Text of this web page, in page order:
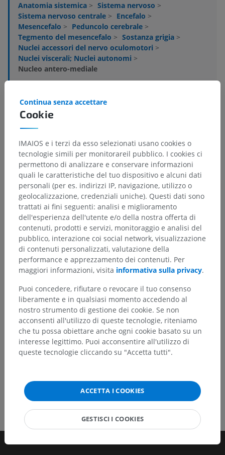
Anatomia sistemica > Sistema nervoso >
Sistema nervoso centrale > Encefalo >
Mesencefalo > Peduncolo cerebrale >
Tegmento del mesencefalo > Sostanza grigia >
Nuclei accessori del nervo oculomotori >
Nuclei viscerali; Nuclei autonomi >
Nucleo antero-mediale
soggiacenti per questa parte anatomica
Traduzioni
Hai notato un errore?
Non esitare a suggerire una correzione, traduzione o
un miglioramento dei contenuti.
SCARICA L'APP
Cookie
Continua senza accettare
IMAIOS e i terzi da esso selezionati usano cookies o
tecnologie simili per monitorareil pubblico. I cookies ci
permettono di analizzare e conservare informazioni
quali le caratteristiche del tuo dispositivo e alcuni dati
personali (per es. indirizzi IP, navigazione, utilizzo o
geolocalizzazione, credenziali uniche). Questi dati sono
trattati ai fini seguenti: analisi e miglioramento
dell'esperienza dell'utente e/o della nostra offerta di
contenuti, prodotti e servizi, monitoraggio e analisi del
pubblico, interazione coi social network, visualizzazione
di contenuti personalizzati, valutazione della
performance e apprezzamento dei contenuti. Per
maggiori informazioni, visita informativa sulla privacy.
Puoi concedere, rifiutare o revocare il tuo consenso
liberamente e in qualsiasi momento accedendo al
nostro strumento di gestione dei cookie. Se non
acconsenti all'utilizzo di queste tecnologie, riteniamo
che tu possa obiettare anche ogni cookie basato su un
interesse legittimo. Puoi acconsentire all'utilizzo di
queste tecnologie cliccando su "Accetta tutti".
ACCETTA I COOKIES
GESTISCI I COOKIES